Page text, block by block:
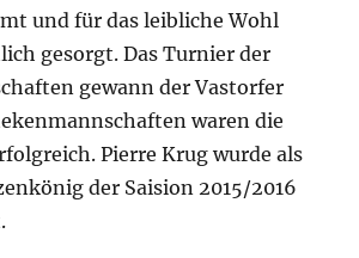
und für das leibliche Wohl
gesorgt. Das Turnier der
gewann der Vastorfer
waren die
Pierre Krug wurde als
der Saision 2015/2016